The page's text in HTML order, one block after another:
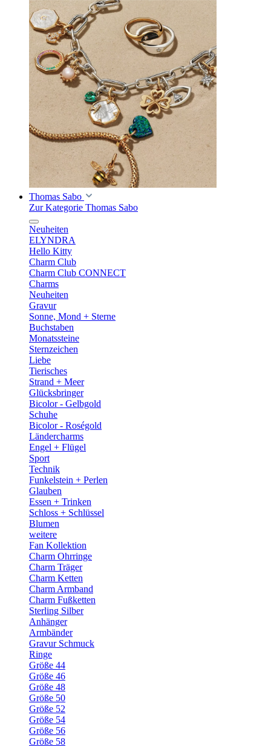
Thomas Sabo
Zur Kategorie Thomas Sabo
Neuheiten
ELYNDRA
Hello Kitty
Charm Club
Charm Club CONNECT
Charms
Neuheiten
Gravur
Sonne, Mond + Sterne
Buchstaben
Monatssteine
Sternzeichen
Liebe
Tierisches
Strand + Meer
Glücksbringer
Bicolor - Gelbgold
Schuhe
Bicolor - Roségold
Ländercharms
Engel + Flügel
Sport
Technik
Funkelstein + Perlen
Glauben
Essen + Trinken
Schloss + Schlüssel
Blumen
weitere
Fan Kollektion
Charm Ohrringe
Charm Träger
Charm Ketten
Charm Armband
Charm Fußketten
Sterling Silber
Anhänger
Armbänder
Gravur Schmuck
Ringe
Größe 44
Größe 46
Größe 48
Größe 50
Größe 52
Größe 54
Größe 56
Größe 58